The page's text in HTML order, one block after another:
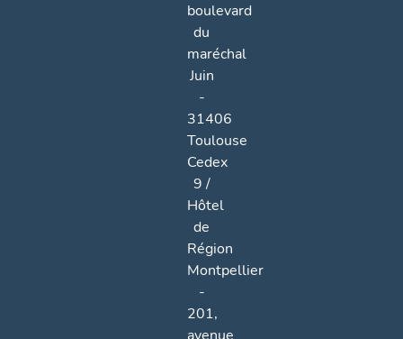
boulevard
du
maréchal
Juin
-
31406
Toulouse
Cedex
9 /
Hôtel
de
Région
Montpellier
-
201,